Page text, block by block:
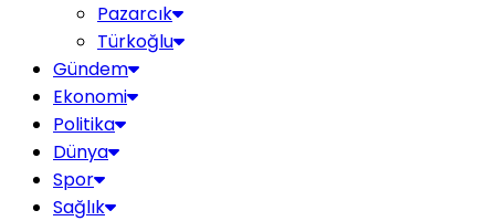
Pazarcık
Türkoğlu
Gündem
Ekonomi
Politika
Dünya
Spor
Sağlık